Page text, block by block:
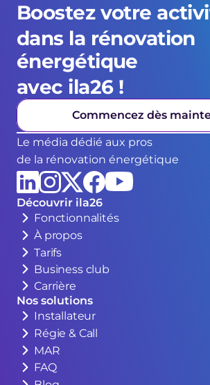
Boostez votre
dans la rénovation
énergétique
avec ila26 !
Commencez dès
Le média dédié aux pros
de la rénovation énergétique
Découvrir ila26
Fonctionnalités
À propos
Tarifs
Business club
Carrière
Nos solutions
Installateur
Régie & Call
MAR
FAQ